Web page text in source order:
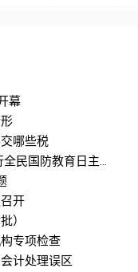
幕
哪些税
民国防教育日主...
开
）
专项检查
计处理误区